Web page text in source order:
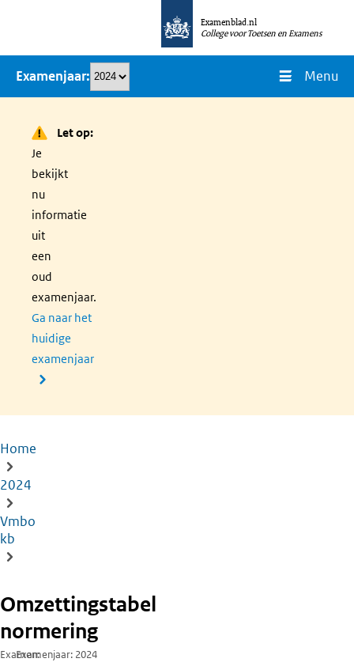
naar
inhoud
Examenblad.nl
College voor Toetsen en Examens
Examenjaar Menu
Let op:
Je
bekijkt
nu
informatie
uit
een
oud
examenjaar.
Ga naar het
huidige
examenjaar
Kruimelpad
Home
2024
Vmbo
kb
Omzettingstabel
normering
Examen
Examenjaar 2024